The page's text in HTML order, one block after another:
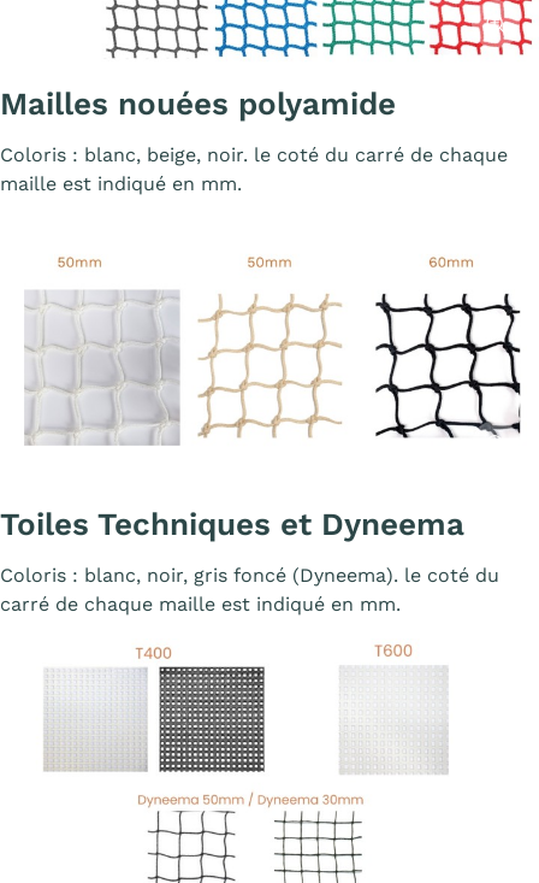
Mailles nouées polyamide
Coloris : blanc, beige, noir. le coté du carré de chaque
maille est indiqué en mm.
Toiles Techniques et Dyneema
Coloris : blanc, noir, gris foncé (Dyneema). le coté du
carré de chaque maille est indiqué en mm.